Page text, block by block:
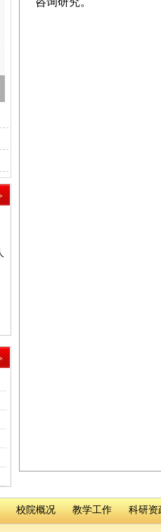
校院概况 教学工作 科研资